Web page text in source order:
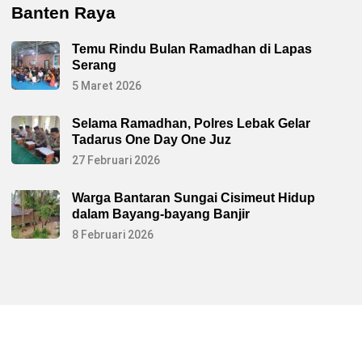
Banten Raya
Temu Rindu Bulan Ramadhan di Lapas
Serang
5 Maret 2026
Selama Ramadhan, Polres Lebak Gelar
Tadarus One Day One Juz
27 Februari 2026
Warga Bantaran Sungai Cisimeut Hidup
dalam Bayang-bayang Banjir
8 Februari 2026